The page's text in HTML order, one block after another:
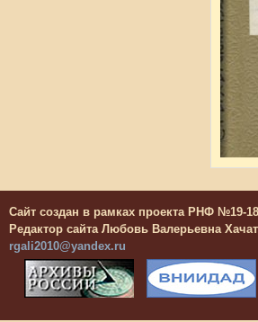
Сайт создан в рамках проекта РНФ №19-
Редактор сайта Любовь Валерьевна
rgali2010@yandex.ru